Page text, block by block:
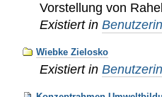
Vorstellung von
Existiert in
Wiebke Zielosko
Existiert in